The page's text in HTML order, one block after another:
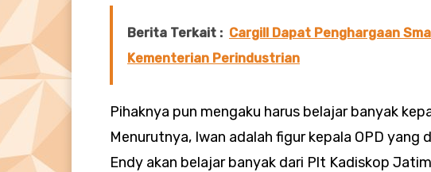
Berita Terkait : Cargill Dapat Penghargaan
Kementerian Perindustrian
Pihaknya pun mengaku harus belajar banyak
Menurutnya, Iwan adalah figur kepala OPD
Endy akan belajar banyak dari Plt Kadiskop